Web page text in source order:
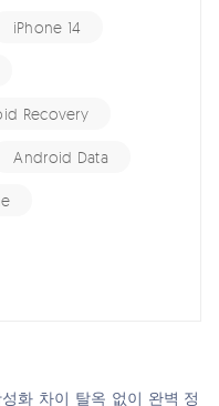
iPhone 14
Recovery
Android Data
화 차이 탈옥 없이 완벽 정